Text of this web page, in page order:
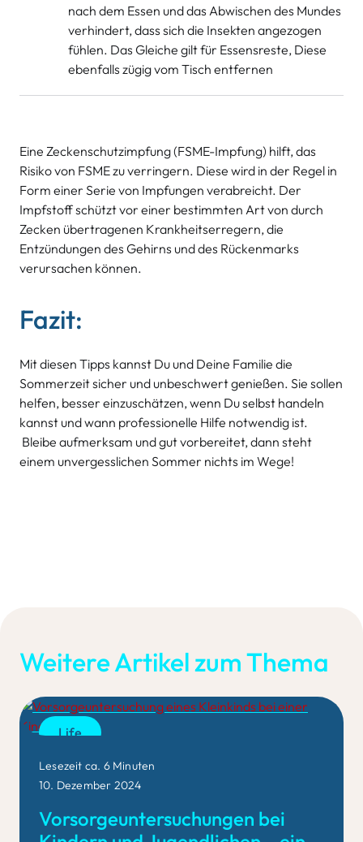
nach dem Essen und das Abwischen des Mundes
verhindert, dass sich die Insekten angezogen
fühlen. Das Gleiche gilt für Essensreste, Diese
ebenfalls zügig vom Tisch entfernen
Eine Zeckenschutzimpfung (FSME-Impfung) hilft, das
Risiko von FSME zu verringern. Diese wird in der Regel in
Form einer Serie von Impfungen verabreicht. Der
Impfstoff schützt vor einer bestimmten Art von durch
Zecken übertragenen Krankheitserregern, die
Entzündungen des Gehirns und des Rückenmarks
verursachen können.
Fazit:
Mit diesen Tipps kannst Du und Deine Familie die
Sommerzeit sicher und unbeschwert genießen. Sie sollen
helfen, besser einzuschätzen, wenn Du selbst handeln
kannst und wann professionelle Hilfe notwendig ist.
Bleibe aufmerksam und gut vorbereitet, dann steht
einem unvergesslichen Sommer nichts im Wege!
Weitere Artikel zum Thema
Life
Lesezeit ca. 6 Minuten
10. Dezember 2024
Vorsorgeuntersuchungen bei